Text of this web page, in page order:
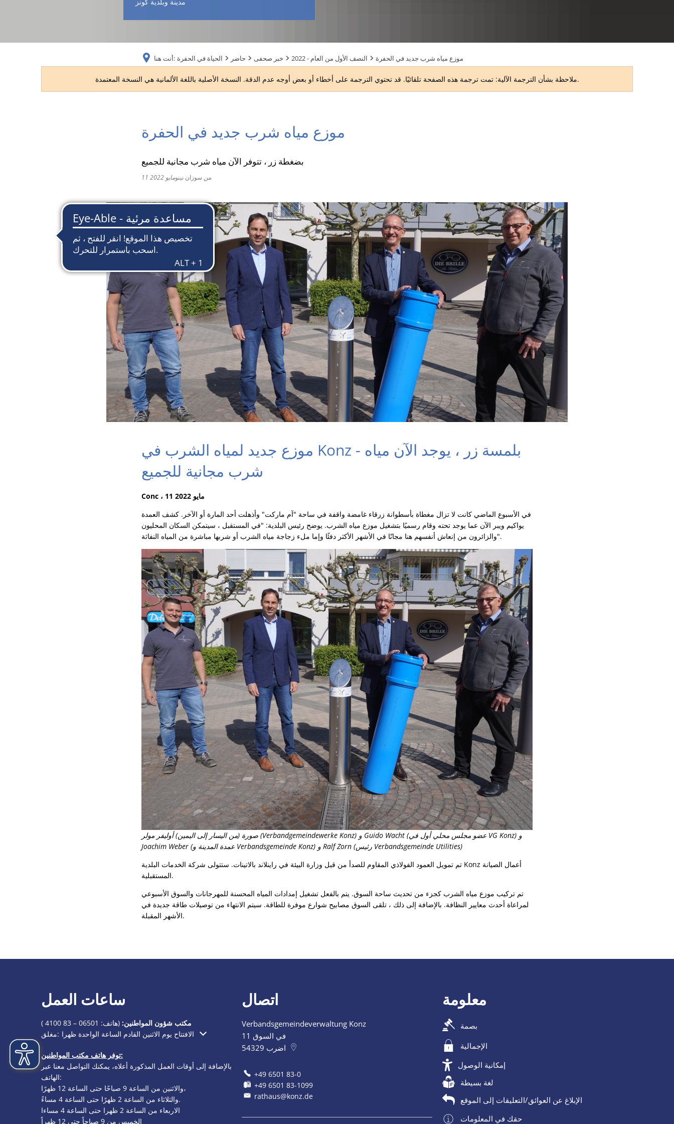
أنت هنا: الحياة في الحفرة حاضر خبر صحفى 2022 - النصف الأول من العام موزع مياه شرب جديد في الحفرة
ملاحظة بشأن الترجمة الآلية: تمت ترجمة هذه الصفحة تلقائيًا. قد تحتوي الترجمة على أخطاء أو بعض أوجه عدم الدقة. النسخة الأصلية باللغة الألمانية هي النسخة المعتمدة.
موزع مياه شرب جديد في الحفرة
بضغطة زر ، تتوفر الآن مياه شرب مجانية للجميع
11 مايو 2022 من سوزان نينو
موزع جديد لمياه الشرب في Konz - بلمسة زر ، يوجد الآن مياه
شرب مجانية للجميع
Conc ، 11 مايو 2022
في الأسبوع الماضي كانت لا تزال مغطاة بأسطوانة زرقاء غامضة واقفة في ساحة "آم ماركت" وأذهلت أحد المارة أو الآخر. كشف العمدة
يواكيم ويبر الآن عما يوجد تحته وقام رسميًا بتشغيل موزع مياه الشرب. يوضح رئيس البلدية: "في المستقبل ، سيتمكن السكان المحليون
والزائرون من إنعاش أنفسهم هنا مجانًا في الأشهر الأكثر دفئًا وإما ملء زجاجة مياه الشرب أو شربها مباشرة من المياه النفاثة".
صورة (من اليسار إلى اليمين) أوليفر مولر (Verbandgemeindewerke Konz) و Guido Wacht (عضو مجلس محلي أول في VG Konz) و
Joachim Weber (عمدة المدينة و Verbandsgemeinde Konz) و Ralf Zorn (رئيس Verbandsgemeinde Utilities)
تم تمويل العمود الفولاذي المقاوم للصدأ من قبل وزارة البيئة في راينلاند بالاتينات. ستتولى شركة الخدمات البلدية Konz أعمال الصيانة
المستقبلية.
تم تركيب موزع مياه الشرب كجزء من تحديث ساحة السوق. يتم بالفعل تشغيل إمدادات المياه المحسنة للمهرجانات والسوق الأسبوعي
لمراعاة أحدث معايير النظافة. بالإضافة إلى ذلك ، تلقى السوق مصابيح شوارع موفرة للطاقة. سيتم الانتهاء من توصيلات طاقة جديدة في
الأشهر المقبلة.
ساعات العمل
مكتب شؤون المواطنين: (هاتف:
)
انقر لإخفاء أوقات الفتح أو الإغلاق الإضافية
مغلق: الافتتاح يوم الاثنين القادم الساعة الواحدة ظهرا
توفر هاتف مكتب المواطنين:
بالإضافة إلى أوقات العمل المذكورة أعلاه، يمكنك التواصل معنا عبر
الهاتف:
والاثنين من الساعة 9 صباحًا حتى الساعة 12 ظهرًا،
والثلاثاء من الساعة 2 ظهرًا حتى الساعة 4 مساءً.
الاربعاء من الساعة 2 ظهرا حتى الساعة 4 مساءا
الخميس من 9 صباحاً حتى 12 ظهراً
اتصال
Verbandsgemeindeverwaltung Konz
في السوق 11
54329 اضرب
+49 6501 83-0
+49 6501 83-1099
rathaus@konz.de
معلومة
بصمة
الإجمالية
إمكانية الوصول
لغة بسيطة
الإبلاغ عن العوائق/التعليقات إلى الموقع
حقك في المعلومات